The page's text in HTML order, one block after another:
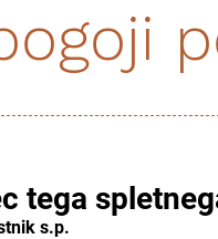
tega
s.p.